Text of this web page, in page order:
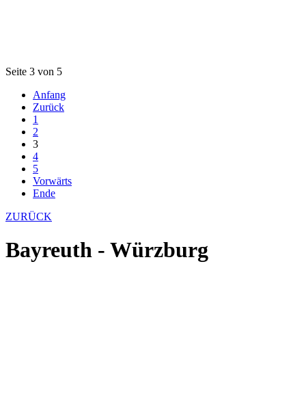
Seite 3 von 5
Anfang
Zurück
1
2
3
4
5
Vorwärts
Ende
ZURÜCK
Bayreuth - Würzburg